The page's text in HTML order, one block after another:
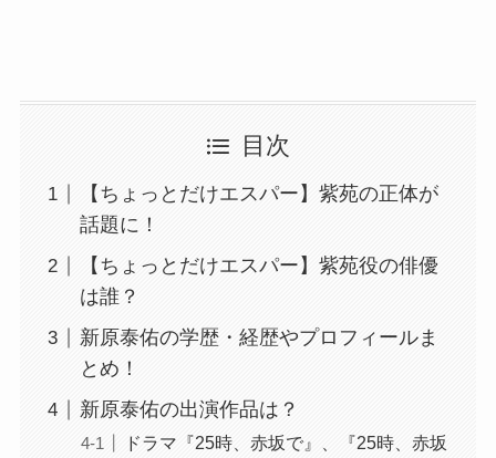
目次
【ちょっとだけエスパー】紫苑の正体が
話題に！
【ちょっとだけエスパー】紫苑役の俳優
は誰？
新原泰佑の学歴・経歴やプロフィールま
とめ！
新原泰佑の出演作品は？
ドラマ『25時、赤坂で』、『25時、赤坂